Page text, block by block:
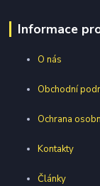
Informace
O nás
Obchodní
Ochrana
Kontakty
Články